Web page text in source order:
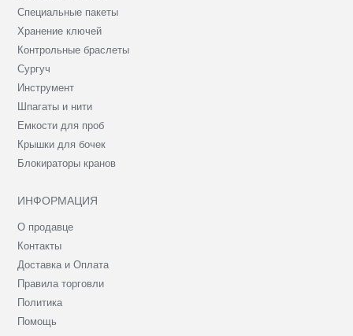
Специальные пакеты
Хранение ключей
Контрольные браслеты
Сургуч
Инструмент
Шпагаты и нити
Емкости для проб
Крышки для бочек
Блокираторы кранов
ИНФОРМАЦИЯ
О продавце
Контакты
Доставка и Оплата
Правила торговли
Политика
Помощь